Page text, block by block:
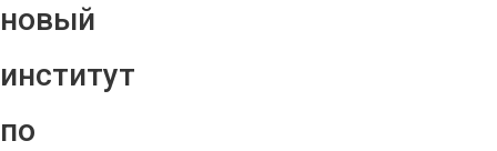
новый
институт
по